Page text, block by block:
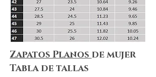
Zapatos Planos de mujer
Tabla de tallas